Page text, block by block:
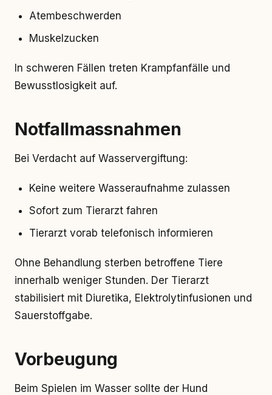
Atembeschwerden
Muskelzucken
In schweren Fällen treten Krampfanfälle und
Bewusstlosigkeit auf.
Notfallmassnahmen
Bei Verdacht auf Wasservergiftung:
Keine weitere Wasseraufnahme zulassen
Sofort zum Tierarzt fahren
Tierarzt vorab telefonisch informieren
Ohne Behandlung sterben betroffene Tiere
innerhalb weniger Stunden. Der Tierarzt
stabilisiert mit Diuretika, Elektrolytinfusionen und
Sauerstoffgabe.
Vorbeugung
Beim Spielen im Wasser sollte der Hund